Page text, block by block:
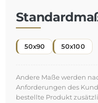
50x90 50x100
Andere Maße werden
Anforderungen des
bestellte Produkt